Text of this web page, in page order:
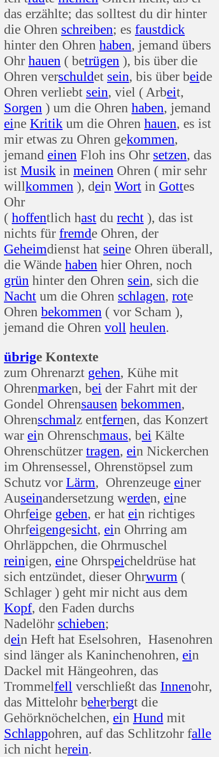
das erzählte; das solltest du dir hinter
die Ohren schreiben; es faustdick
hinter den Ohren haben, jemand übers
Ohr hauen ( betrügen ), bis über die
Ohren verschuldet sein, bis über beide
Ohren verliebt sein, viel ( Arbeit,
Sorgen ) um die Ohren haben, jemand
eine Kritik um die Ohren hauen, es ist
mir etwas zu Ohren gekommen,
jemand einen Floh ins Ohr setzen, das
ist Musik in meinen Ohren ( mir sehr
willkommen ), dein Wort in Gottes
Ohr
( hoffentlich hast du recht ), das ist
nichts für fremde Ohren, der
Geheimdienst hat seine Ohren überall,
die Wände haben hier Ohren, noch
grün hinter den Ohren sein, sich die
Nacht um die Ohren schlagen, rote
Ohren bekommen ( vor Scham ),
jemand die Ohren voll heulen.
übrige Kontexte
zum Ohrenarzt gehen, Kühe mit
Ohrenmarken, bei der Fahrt mit der
Gondel Ohrensausen bekommen,
Ohrenschmalz entfernen, das Konzert
war ein Ohrenschmaus, bei Kälte
Ohrenschützer tragen, ein Nickerchen
im Ohrensessel, Ohrenstöpsel zum
Schutz vor Lärm, Ohrenzeuge einer
Auseinandersetzung werden, eine
Ohrfeige geben, er hat ein richtiges
Ohrfeigengesicht, ein Ohrring am
Ohrläppchen, die Ohrmuschel
reinigen, eine Ohrspeicheldrüse hat
sich entzündet, dieser Ohrwurm (
Schlager ) geht mir nicht aus dem
Kopf, den Faden durchs
Nadelöhr schieben;
dein Heft hat Eselsohren, Hasenohren
sind länger als Kaninchenohren, ein
Dackel mit Hängeohren, das
Trommelfell verschließt das Innenohr,
das Mittelohr beherbergt die
Gehörknöchelchen, ein Hund mit
Schlappohren, auf das Schlitzohr falle
ich nicht herein.